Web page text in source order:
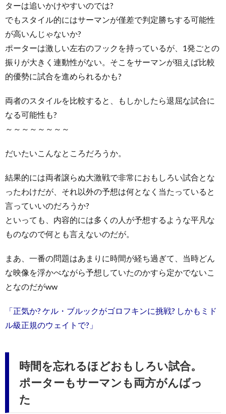
ターは追いかけやすいのでは?
でもスタイル的にはサーマンが僅差で判定勝ちする可能性
が高いんじゃないか?
ポーターは激しい左右のフックを持っているが、1発ごとの
振りが大きく連動性がない。そこをサーマンが狙えば比較
的優勢に試合を進められるかも?
両者のスタイルを比較すると、もしかしたら退屈な試合に
なる可能性も?
～～～～～～～～
だいたいこんなところだろうか。
結果的には両者譲らぬ大激戦で非常におもしろい試合とな
ったわけだが、それ以外の予想は何となく当たっていると
言っていいのだろうか?
といっても、内容的には多くの人が予想するような平凡な
ものなので何とも言えないのだが。
まあ、一番の問題はあまりに時間が経ち過ぎて、当時どん
な映像を浮かべながら予想していたのかすら定かでないこ
となのだがww
「正気か? ケル・ブルックがゴロフキンに挑戦? しかもミド
ル級正規のウェイトで?」
時間を忘れるほどおもしろい試合。
ポーターもサーマンも両方がんばっ
た